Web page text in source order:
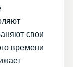
свои
времени